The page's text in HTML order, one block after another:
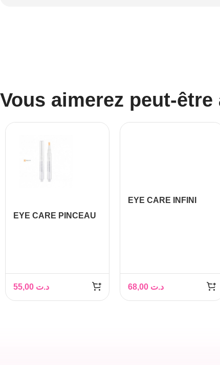
Vous aimerez peut-être
EYE CARE PINCEAU
د.ت
EYE CARE INFINI
د.ت